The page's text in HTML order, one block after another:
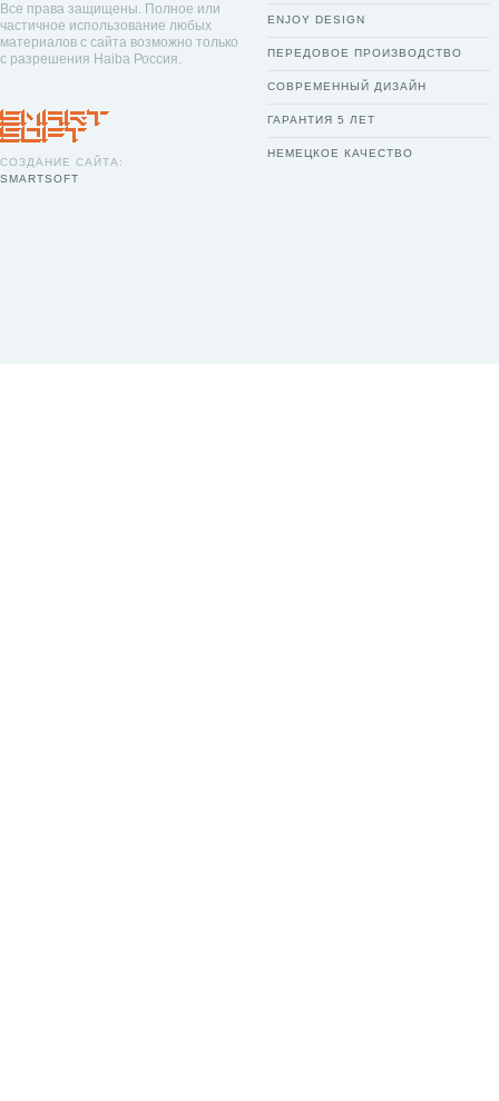
Все права защищены. Полное или
частичное использование любых
материалов с сайта возможно только
с разрешения Haiba Россия.
СОЗДАНИЕ САЙТА:
SMARTSOFT
ENJOY DESIGN
ПЕРЕДОВОЕ ПРОИЗВОДСТВО
СОВРЕМЕННЫЙ ДИЗАЙН
ГАРАНТИЯ 5 ЛЕТ
НЕМЕЦКОЕ КАЧЕСТВО